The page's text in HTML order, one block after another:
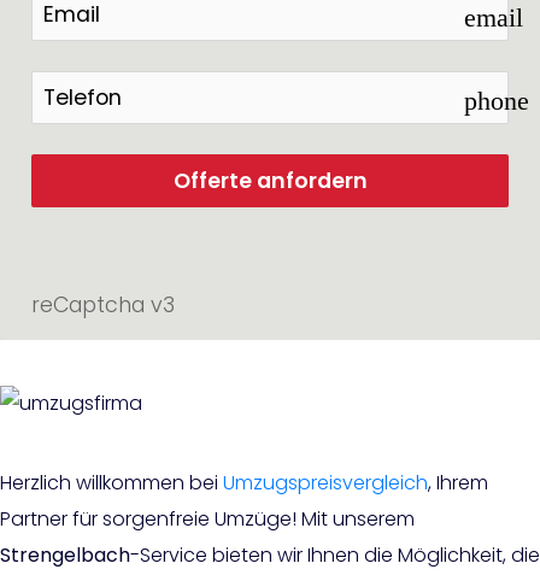
email
phone
Offerte anfordern
reCaptcha v3
Herzlich willkommen bei Umzugspreisvergleich, Ihrem
Partner für sorgenfreie Umzüge! Mit unserem
Strengelbach-Service bieten wir Ihnen die Möglichkeit, die